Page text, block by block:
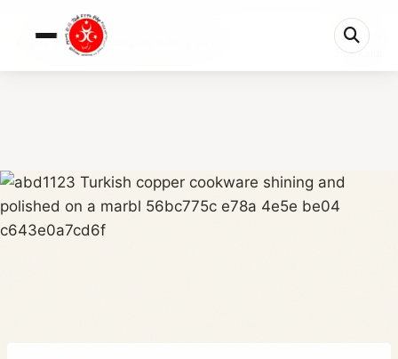
Türk Tencere Markaları 2026: Kalite, Fiyat ve U...
5 dk kaldı